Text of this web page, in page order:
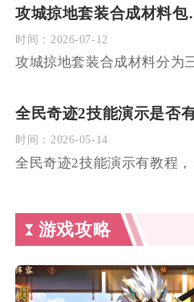
攻城掠
时间： 2026-07-12
时间： 2026-05-14
游戏攻略